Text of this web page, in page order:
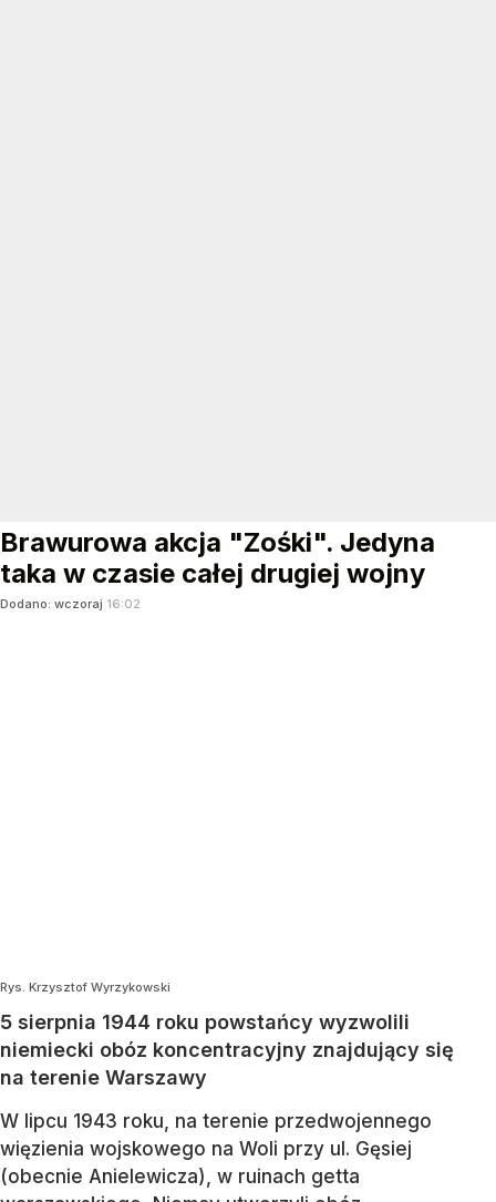
Brawurowa akcja "Zośki". Jedyna
taka w czasie całej drugiej wojny
Dodano: wczoraj 16:02
Rys. Krzysztof Wyrzykowski
5 sierpnia 1944 roku powstańcy wyzwolili
niemiecki obóz koncentracyjny znajdujący się
na terenie Warszawy
W lipcu 1943 roku, na terenie przedwojennego
więzienia wojskowego na Woli przy ul. Gęsiej
(obecnie Anielewicza), w ruinach getta